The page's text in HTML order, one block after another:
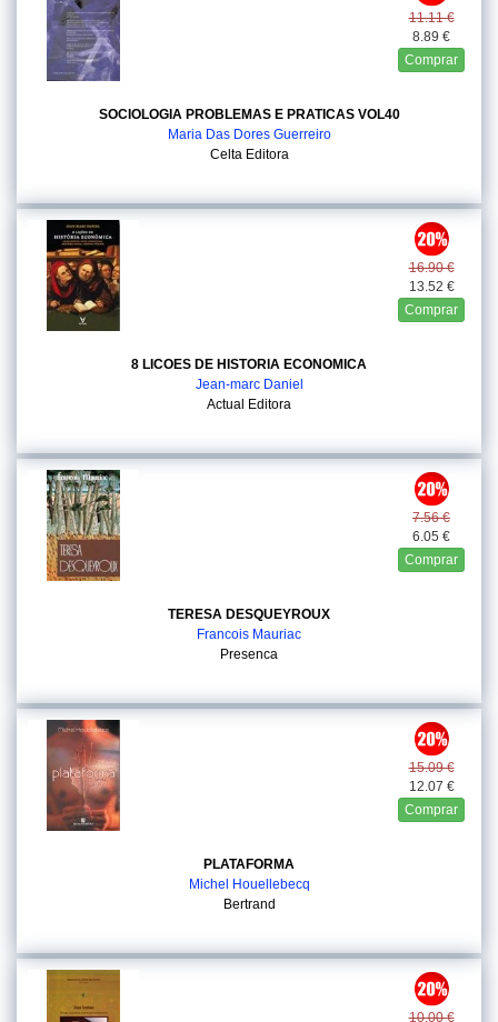
11.11 €
8.89 €
Comprar
SOCIOLOGIA PROBLEMAS E PRATICAS VOL40
Maria Das Dores Guerreiro
Celta Editora
16.90 €
13.52 €
Comprar
8 LICOES DE HISTORIA ECONOMICA
Jean-marc Daniel
Actual Editora
7.56 €
6.05 €
Comprar
TERESA DESQUEYROUX
Francois Mauriac
Presenca
15.09 €
12.07 €
Comprar
PLATAFORMA
Michel Houellebecq
Bertrand
10.00 €